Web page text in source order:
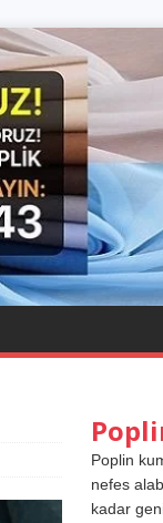
Poplin
nefes
kadar